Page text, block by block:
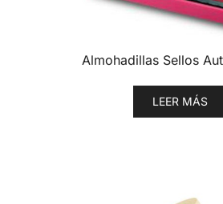
Almohadillas Sellos
LEER MÁS